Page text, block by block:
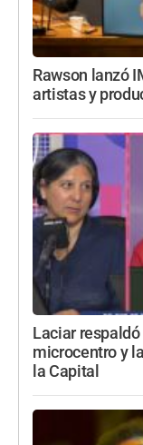
Rawson lanzó
artistas y
Laciar
microcentro y
la Capital